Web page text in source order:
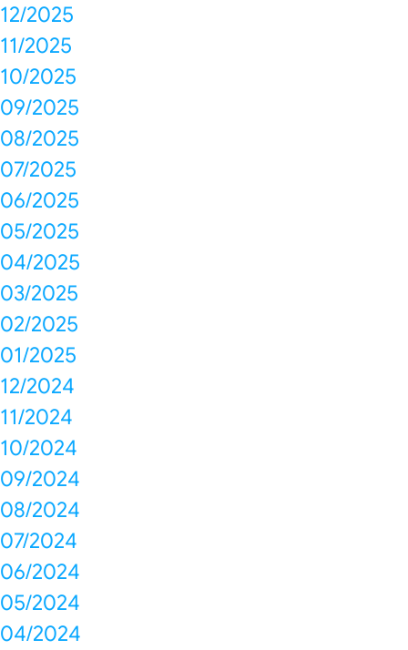
12/2025
11/2025
10/2025
09/2025
08/2025
07/2025
06/2025
05/2025
04/2025
03/2025
02/2025
01/2025
12/2024
11/2024
10/2024
09/2024
08/2024
07/2024
06/2024
05/2024
04/2024